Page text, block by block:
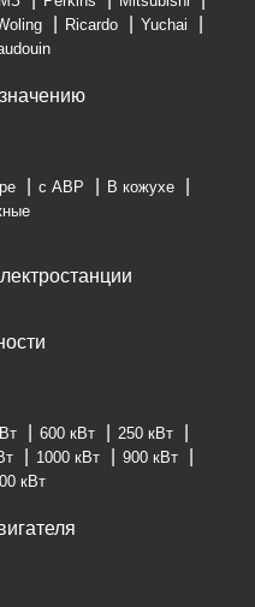
Ricardo
Yuchai
с АВР
В кожухе
600 кВт
250 кВт
1000 кВт
900 кВт
кВт